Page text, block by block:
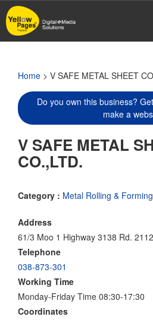
Skip
to
main
Home > V SAFE METAL SHEET
Do you own this business?
make a
V SAFE METAL
CO.,LTD.
Category : Metal Rolling & Forming
Address
61/3 Moo 1 Highway 3138 Rd.
Telephone
038-873-301
Working Time
Monday-Friday Time 08:30-17:30
Coordinates